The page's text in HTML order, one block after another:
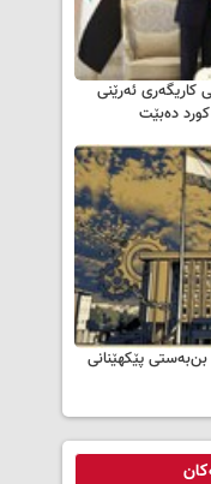
كاریگه‌ری ئه‌رێنی
ده‌بێت
پێکهێنانی